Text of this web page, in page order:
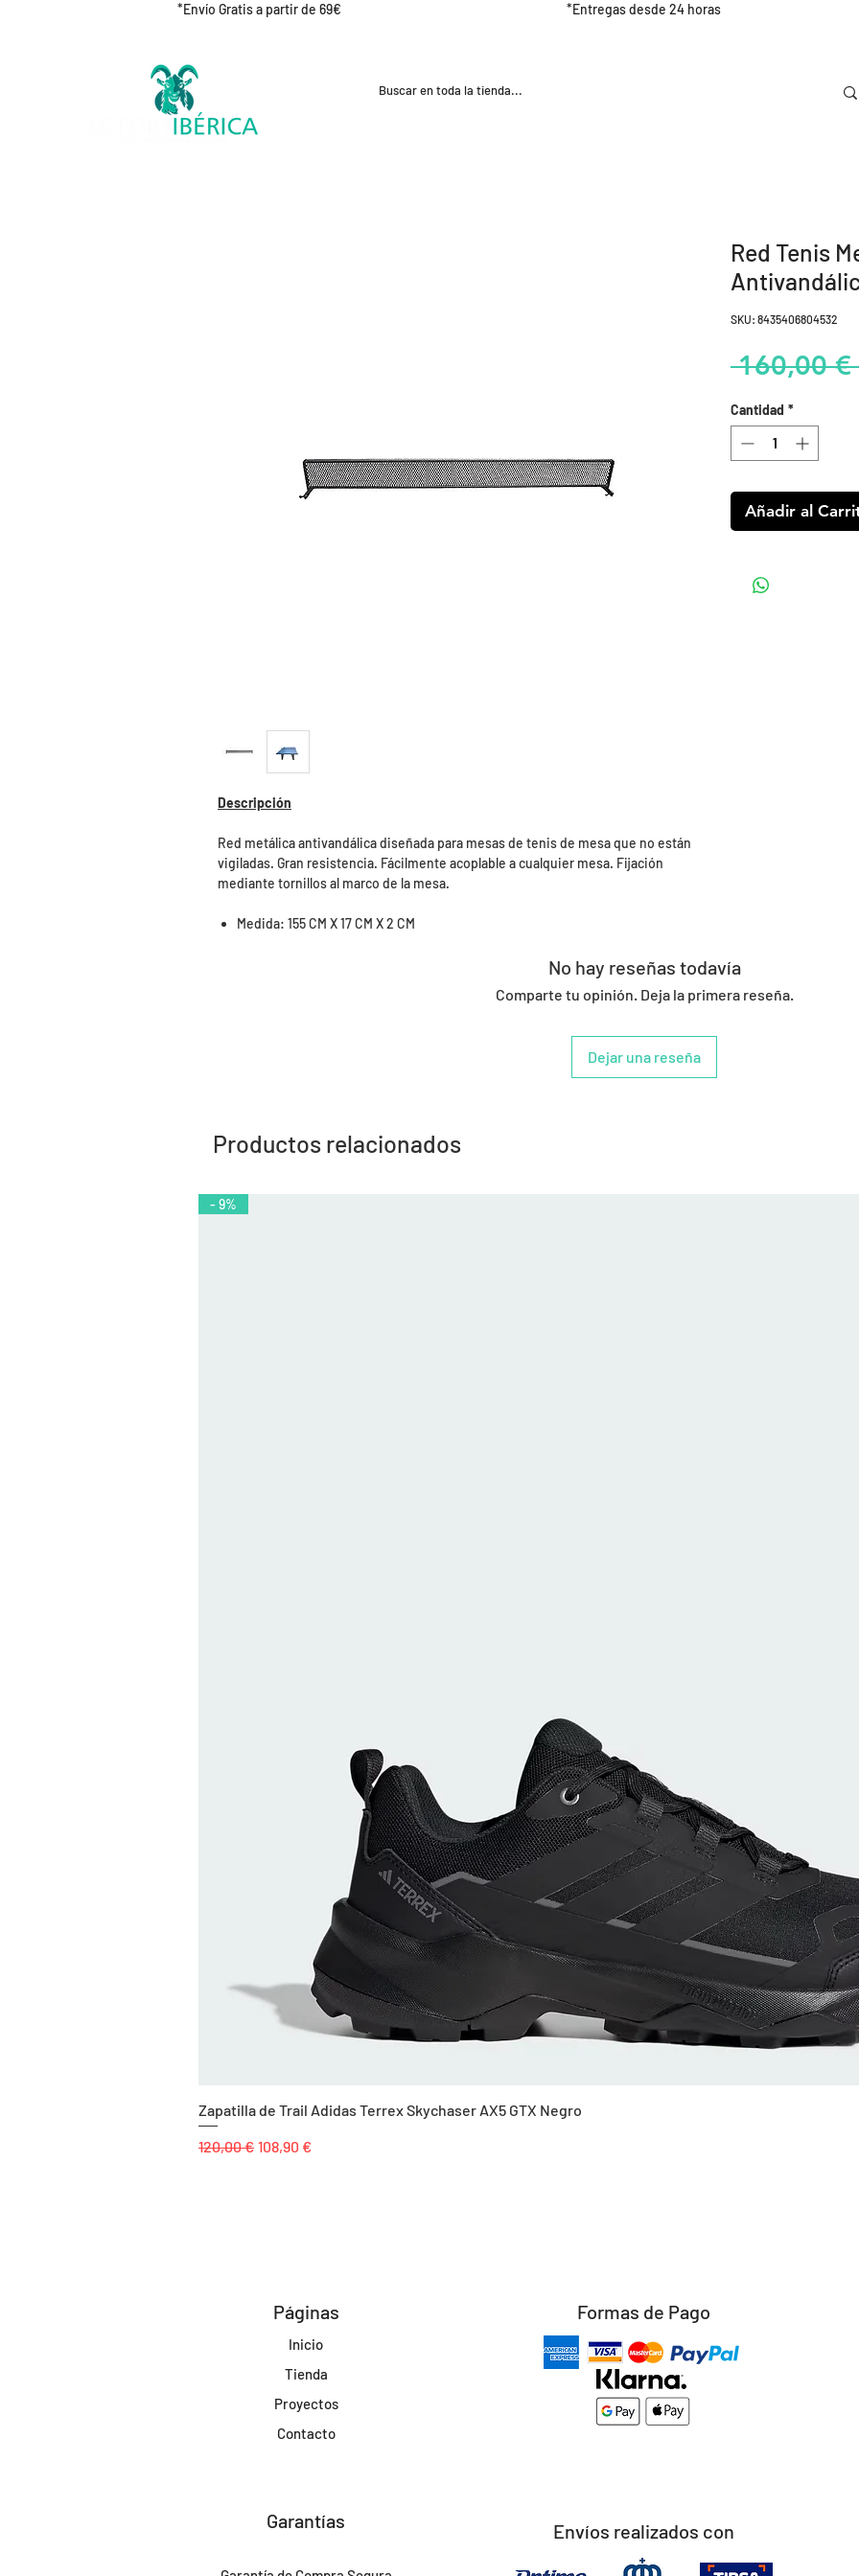
*Envío Gratis a partir de 69€ *Entregas desde 24 horas
Descripción
Red metálica antivandálica diseñada para mesas de tenis de mesa que no están
vigiladas. Gran resistencia. Fácilmente acoplable a cualquier mesa. Fijación
mediante tornillos al marco de la mesa.
Medida: 155 CM X 17 CM X 2 CM
Red Tenis
SKU: 8435406804532
160,00 €
Cantidad *
Añadir al
No hay reseñas todavía
Comparte tu opinión. Deja la primera reseña.
Dejar una reseña
Productos relacionados
- 9%
Zapatilla de Trail Adidas Terrex Skychaser AX5 GTX Negro
Precio
120,00 € Precio de oferta
108,90 €
Páginas
Inicio
Tienda
Proyectos
Contacto
Garantías
Formas de Pago
Envíos realizados con